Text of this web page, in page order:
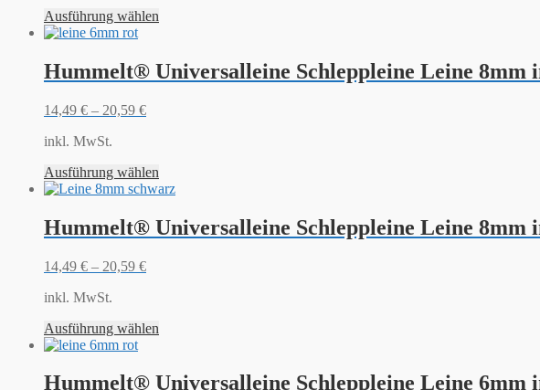
Ausführung wählen
Hummelt® Universalleine Schleppleine Leine 8mm
14,49 € – 20,59 €
inkl. MwSt.
Ausführung wählen
Hummelt® Universalleine Schleppleine Leine 8mm
14,49 € – 20,59 €
inkl. MwSt.
Ausführung wählen
Hummelt® Universalleine Schleppleine Leine 6mm